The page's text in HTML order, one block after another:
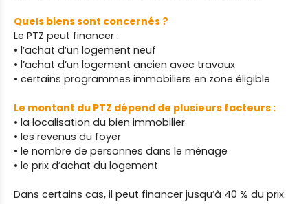
Quels biens sont concernés ?
Le PTZ peut financer :
• l’achat d’un logement neuf
• l’achat d’un logement ancien avec travaux
• certains programmes immobiliers en zone éligible
Le montant du PTZ dépend de plusieurs facteurs :
• la localisation du bien immobilier
• les revenus du foyer
• le nombre de personnes dans le ménage
• le prix d’achat du logement
Dans certains cas, il peut financer jusqu’à 40 % du prix